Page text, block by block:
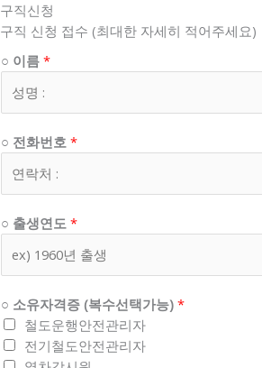
구직신청
구직 신청 접수 (최대한 자세히 적어주세요)
○ 이름 *
○ 전화번호 *
○ 출생연도 *
○ 소유자격증 (복수선택가능) *
철도운행안전관리자
전기철도안전관리자